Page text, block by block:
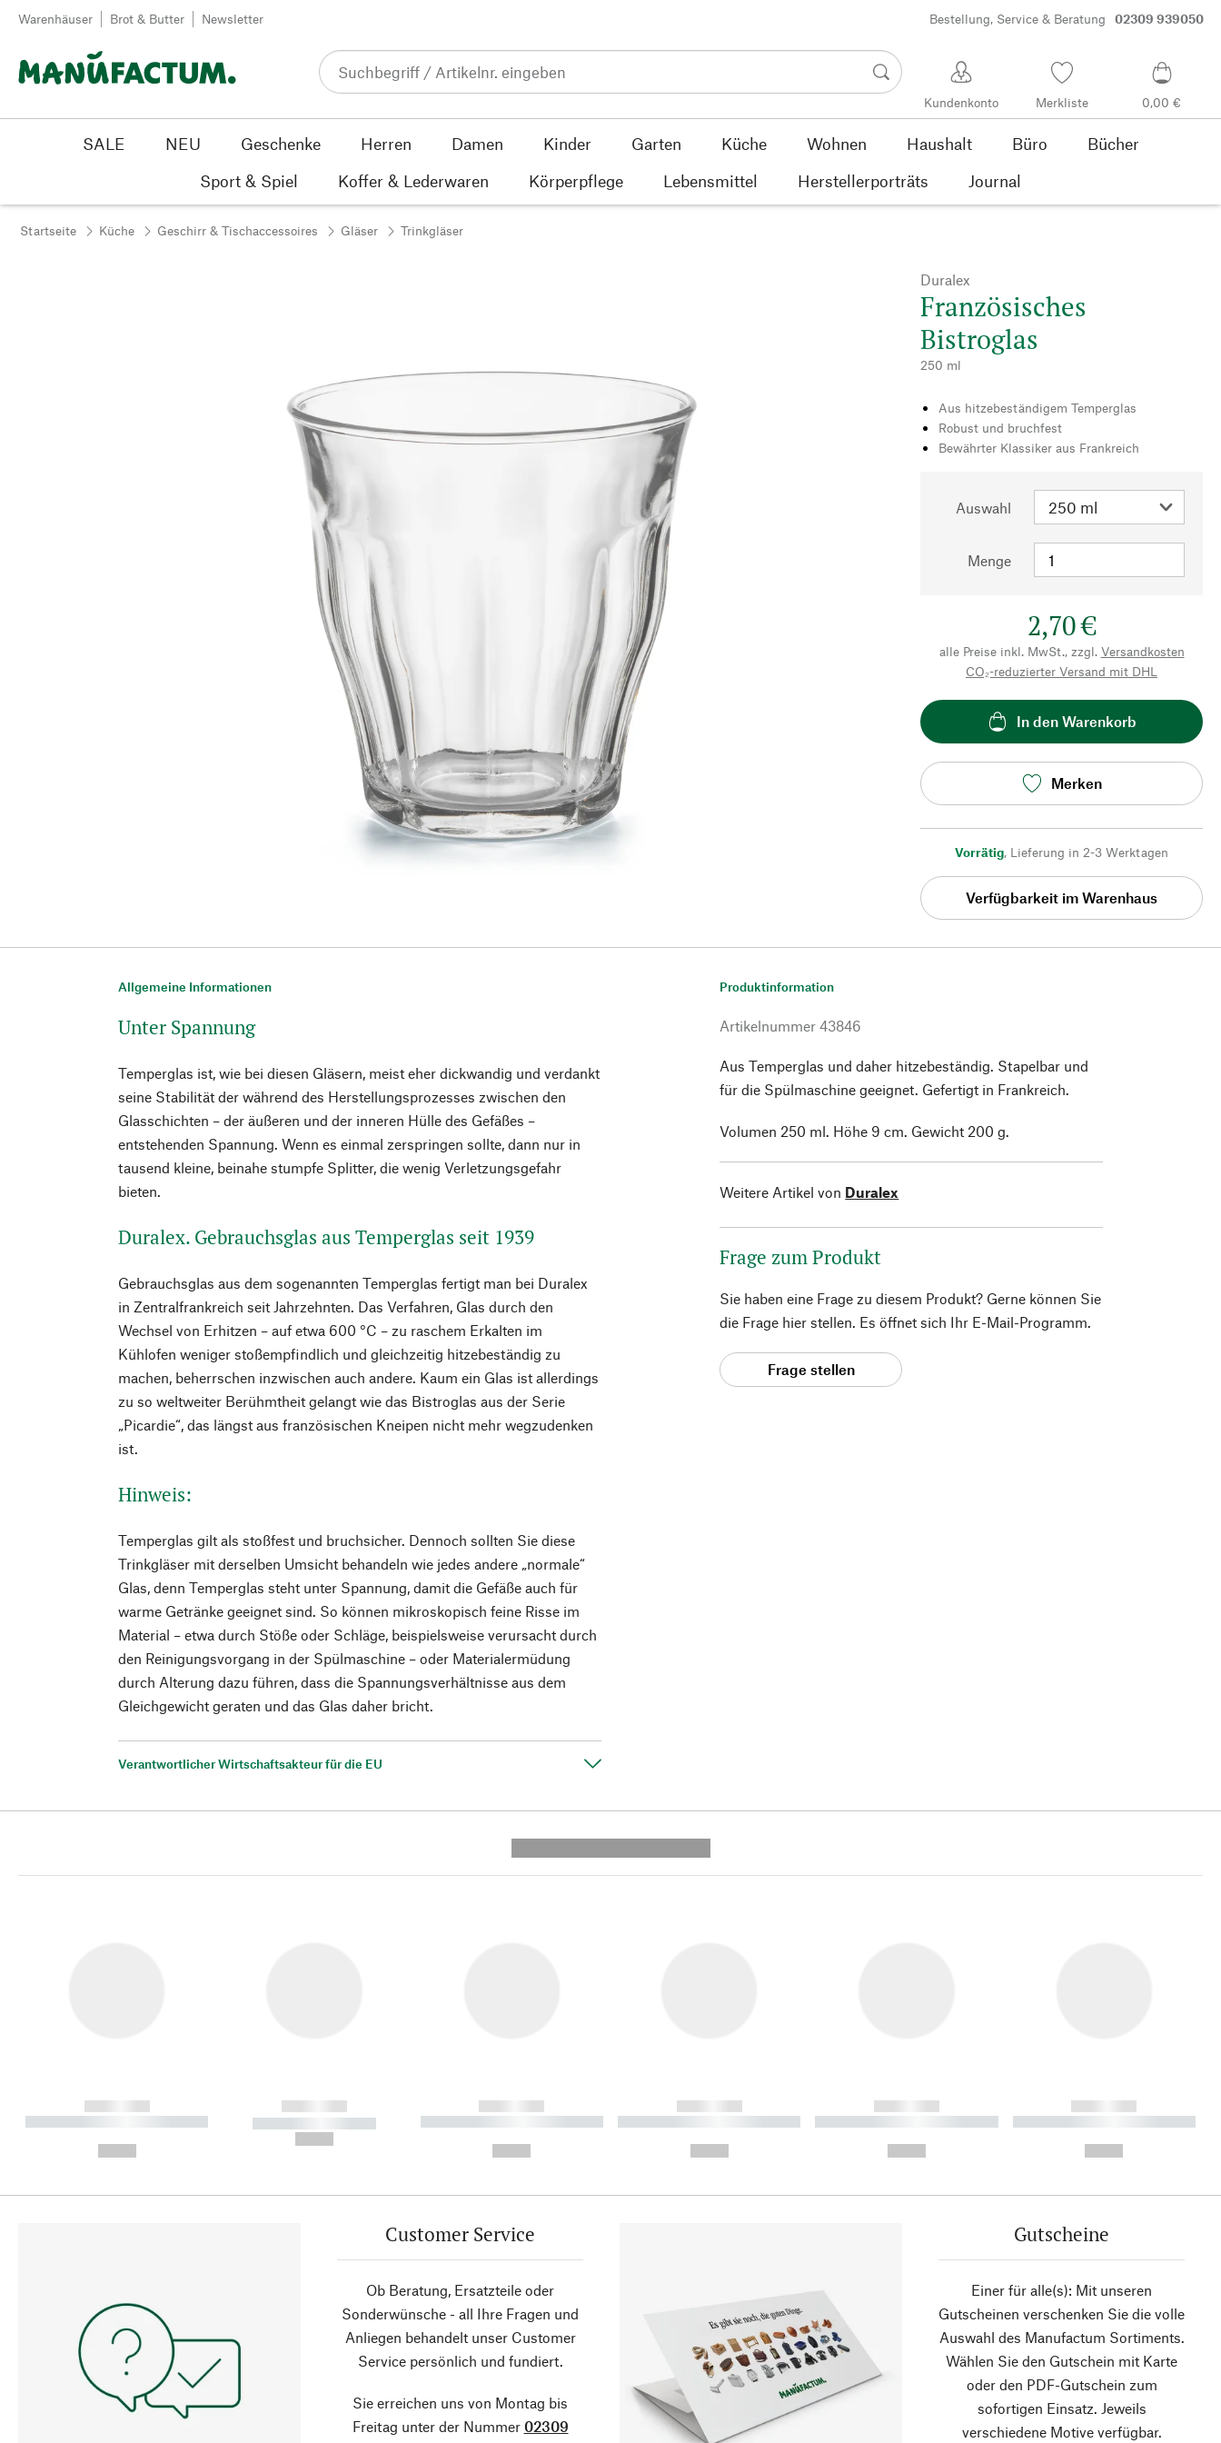
Zum Inhalt springen
Warenhäuser Brot & Butter Newsletter Bestellung, Service & Beratung 02309 939050
Kundenkonto Merkliste 0,00 €
SALE NEU Geschenke Herren Damen Kinder Garten Küche Wohnen Haushalt Büro
Bücher
Sport & Spiel
Koffer & Lederwaren Körperpflege Lebensmittel Herstellerporträts Journal
Startseite Küche Geschirr & Tischaccessoires Gläser Trinkgläser
Duralex
Französisches
Bistroglas
250 ml
Aus hitzebeständigem Temperglas
Robust und bruchfest
Bewährter Klassiker aus Frankreich
Auswahl
Menge
2,70 €
alle Preise inkl. MwSt., zzgl. Versandkosten
CO₂-reduzierter Versand mit DHL
In den Warenkorb
Merken
Vorrätig, Lieferung in 2-3 Werktagen
Verfügbarkeit im Warenhaus
Allgemeine Informationen
Unter Spannung
Temperglas ist, wie bei diesen Gläsern, meist eher dickwandig und verdankt
seine Stabilität der während des Herstellungsprozesses zwischen den
Glasschichten – der äußeren und der inneren Hülle des Gefäßes –
entstehenden Spannung. Wenn es einmal zerspringen sollte, dann nur in
tausend kleine, beinahe stumpfe Splitter, die wenig Verletzungsgefahr
bieten.
Duralex. Gebrauchsglas aus Temperglas seit 1939
Gebrauchsglas aus dem sogenannten Temperglas fertigt man bei Duralex
in Zentralfrankreich seit Jahrzehnten. Das Verfahren, Glas durch den
Wechsel von Erhitzen – auf etwa 600 °C – zu raschem Erkalten im
Kühlofen weniger stoßempfindlich und gleichzeitig hitzebeständig zu
machen, beherrschen inzwischen auch andere. Kaum ein Glas ist allerdings
zu so weltweiter Berühmtheit gelangt wie das Bistroglas aus der Serie
„Picardie“, das längst aus französischen Kneipen nicht mehr wegzudenken
ist.
Hinweis:
Temperglas gilt als stoßfest und bruchsicher. Dennoch sollten Sie diese
Trinkgläser mit derselben Umsicht behandeln wie jedes andere „normale“
Glas, denn Temperglas steht unter Spannung, damit die Gefäße auch für
warme Getränke geeignet sind. So können mikroskopisch feine Risse im
Material – etwa durch Stöße oder Schläge, beispielsweise verursacht durch
den Reinigungsvorgang in der Spülmaschine – oder Materialermüdung
durch Alterung dazu führen, dass die Spannungsverhältnisse aus dem
Gleichgewicht geraten und das Glas daher bricht.
Verantwortlicher Wirtschaftsakteur für die EU
Produktinformation
Artikelnummer 43846
Aus Temperglas und daher hitzebeständig. Stapelbar und
für die Spülmaschine geeignet. Gefertigt in Frankreich.
Volumen 250 ml. Höhe 9 cm. Gewicht 200 g.
Weitere Artikel von Duralex
Frage zum Produkt
Sie haben eine Frage zu diesem Produkt? Gerne können Sie
die Frage hier stellen. Es öffnet sich Ihr E-Mail-Programm.
Frage stellen
------------
----------- ----------- ----------
------------
----------- -----------
------------
----------- ----------- ----------
------------
----------- ----------- ----------
------------
----------- ----------- ----------
------------
----------- ----------- ----------
Customer Service
Ob Beratung, Ersatzteile oder
Sonderwünsche - all Ihre Fragen und
Anliegen behandelt unser Customer
Service persönlich und fundiert.
Sie erreichen uns von Montag bis
Freitag unter der Nummer 02309
Gutscheine
Einer für alle(s): Mit unseren
Gutscheinen verschenken Sie die volle
Auswahl des Manufactum Sortiments.
Wählen Sie den Gutschein mit Karte
oder den PDF-Gutschein zum
sofortigen Einsatz. Jeweils
verschiedene Motive verfügbar.